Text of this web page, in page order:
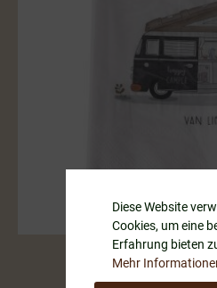
Diese Website
Cookies, um eine
Erfahrung bieten
Mehr